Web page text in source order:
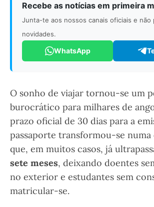
Recebe as notícias em primeira
Junta-te aos nossos canais oficiais e não
novidades.
WhatsApp
O sonho de viajar tornou-se um
burocrático para milhares de
prazo oficial de 30 dias para a
passaporte transformou-se
que, em muitos casos, já
sete meses, deixando doentes
no exterior e estudantes sem
matricular-se.